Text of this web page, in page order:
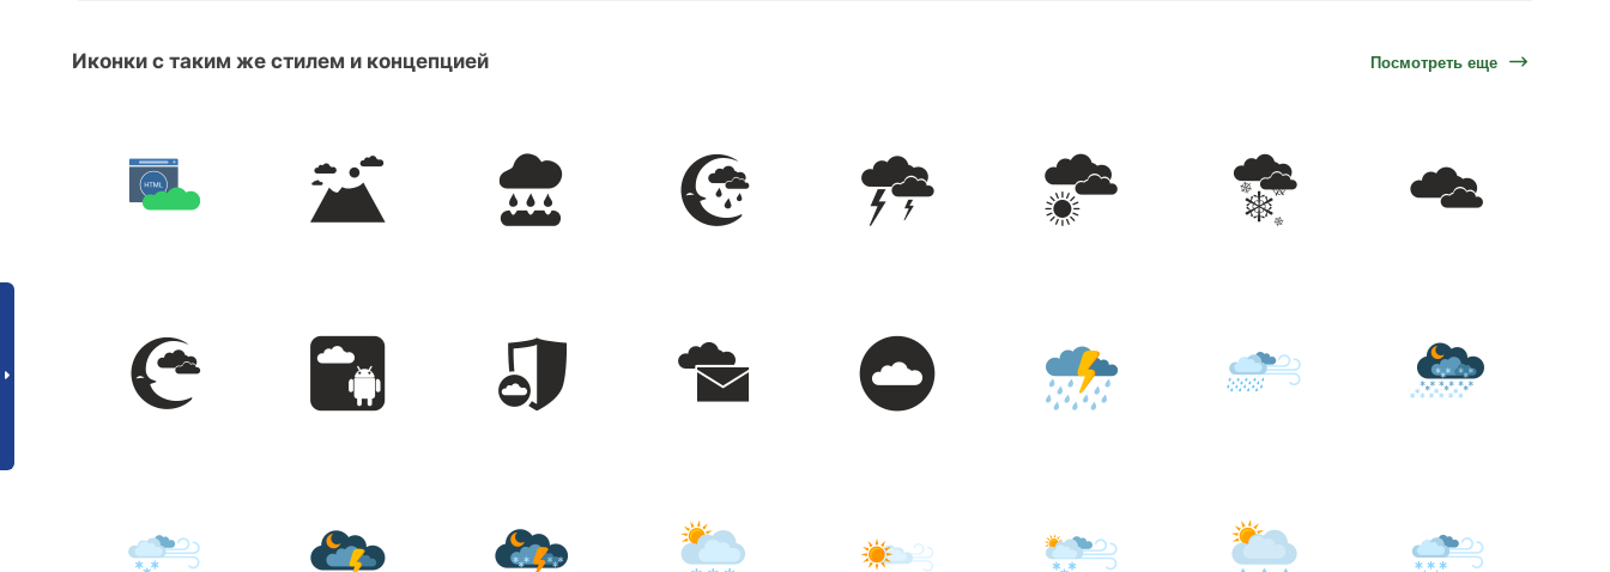
Иконки с таким же стилем и концепцией Посмотреть еще